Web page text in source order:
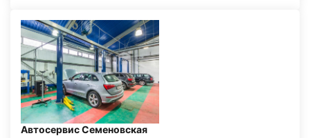
Автосервис Семеновская